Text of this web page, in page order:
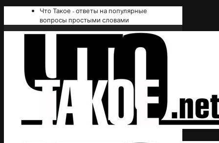
Что Такое - ответы на популярные
вопросы простыми словами